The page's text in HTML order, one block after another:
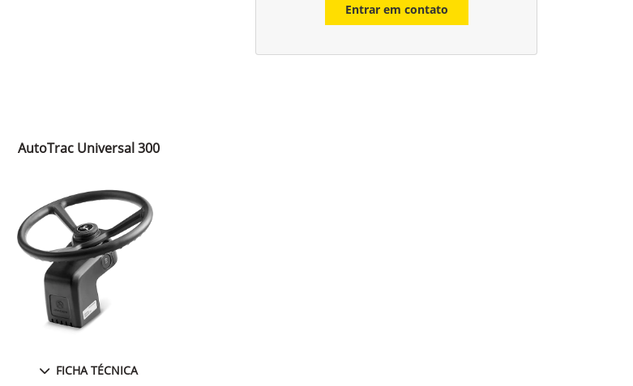
Entrar em contato
AutoTrac Universal 300
FICHA TÉCNICA